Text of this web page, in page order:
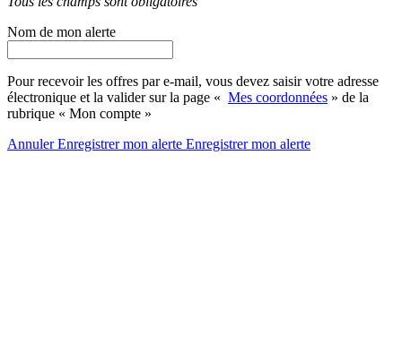
Nom de mon alerte
Pour recevoir les offres par e-mail, vous devez saisir votre adresse
électronique et la valider sur la page « Mes coordonnées » de la
rubrique « Mon compte »
AnnulerEnregistrer mon alerte Enregistrermon alerte